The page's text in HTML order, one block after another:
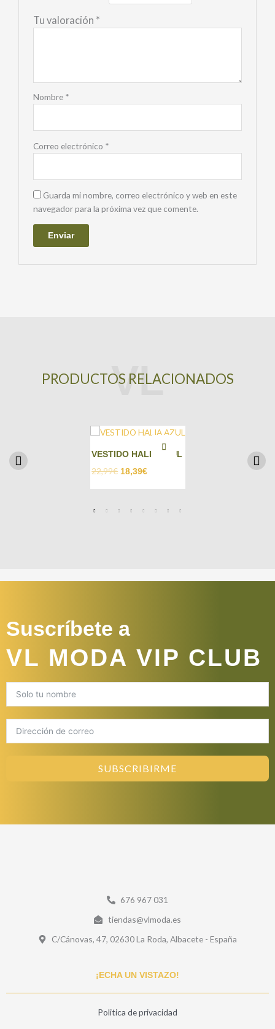
Tu valoración *
Nombre *
Correo electrónico *
Guarda mi nombre, correo electrónico y web en este
navegador para la próxima vez que comente.
PRODUCTOS RELACIONADOS
VESTIDO HALIA AZUL
22,99€ 18,39€
Suscríbete a
VL MODA VIP CLUB
SUBSCRIBIRME
676 967 031
tiendas@vlmoda.es
C/Cánovas, 47, 02630 La Roda, Albacete - España
¡ECHA UN VISTAZO!
Politica de privacidad